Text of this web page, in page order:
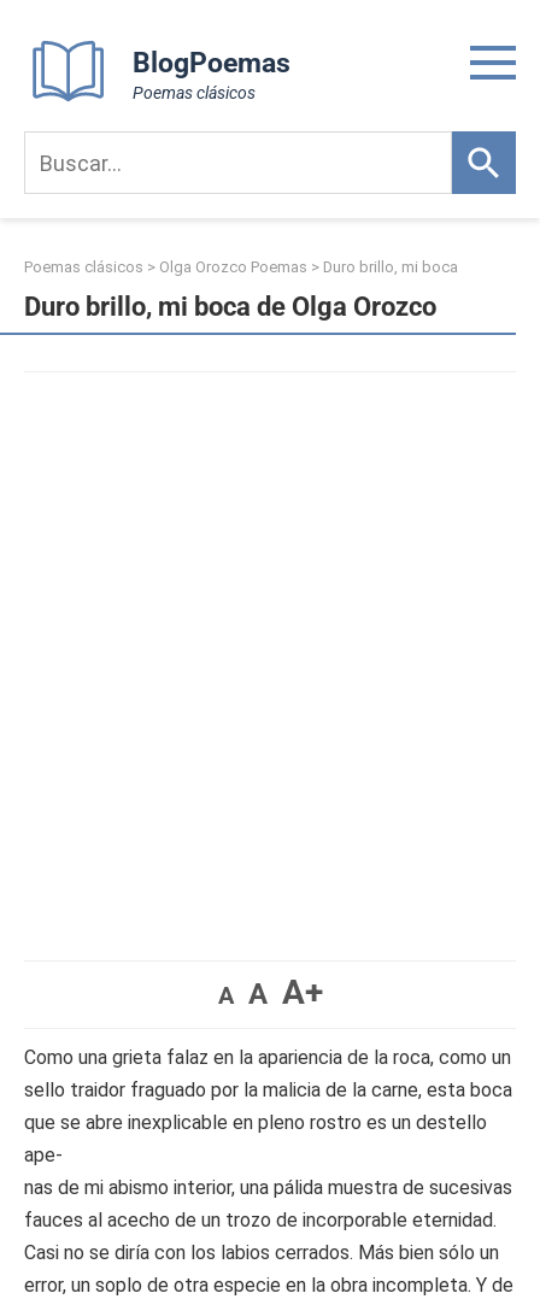
content
BlogPoemas
Poemas clásicos
Poemas clásicos > Olga Orozco Poemas > Duro brillo, mi boca
Duro brillo, mi boca de Olga Orozco
A A A+
Como una grieta falaz en la apariencia de la roca, como un
sello traidor fraguado por la malicia de la carne, esta boca
que se abre inexplicable en pleno rostro es un destello
ape-
nas de mi abismo interior, una pálida muestra de sucesivas
fauces al acecho de un trozo de incorporable eternidad.
Casi no se diría con los labios cerrados. Más bien sólo un
error, un soplo de otra especie en la obra incompleta. Y de